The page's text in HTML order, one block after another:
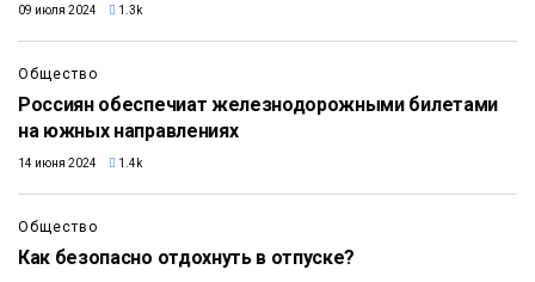
09 июля 2024 1.3k
Общество
Россиян обеспечиат железнодорожными билетами
на южных направлениях
14 июня 2024 1.4k
Общество
Как безопасно отдохнуть в отпуске?